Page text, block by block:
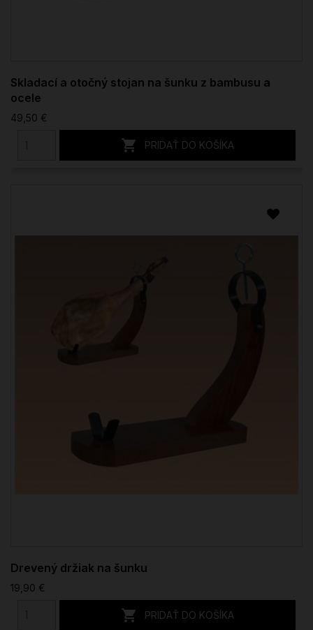
Skladací a otočný stojan na šunku z bambusu a
ocele
49,50 €
 PRIDAŤ DO KOŠÍKA
Drevený držiak na šunku
19,90 €
 PRIDAŤ DO KOŠÍKA